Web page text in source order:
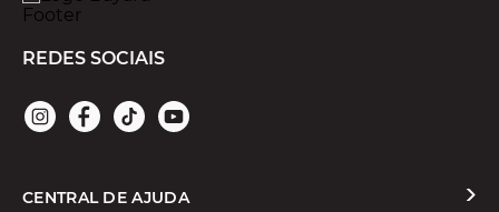
REDES SOCIAIS
CENTRAL DE AJUDA